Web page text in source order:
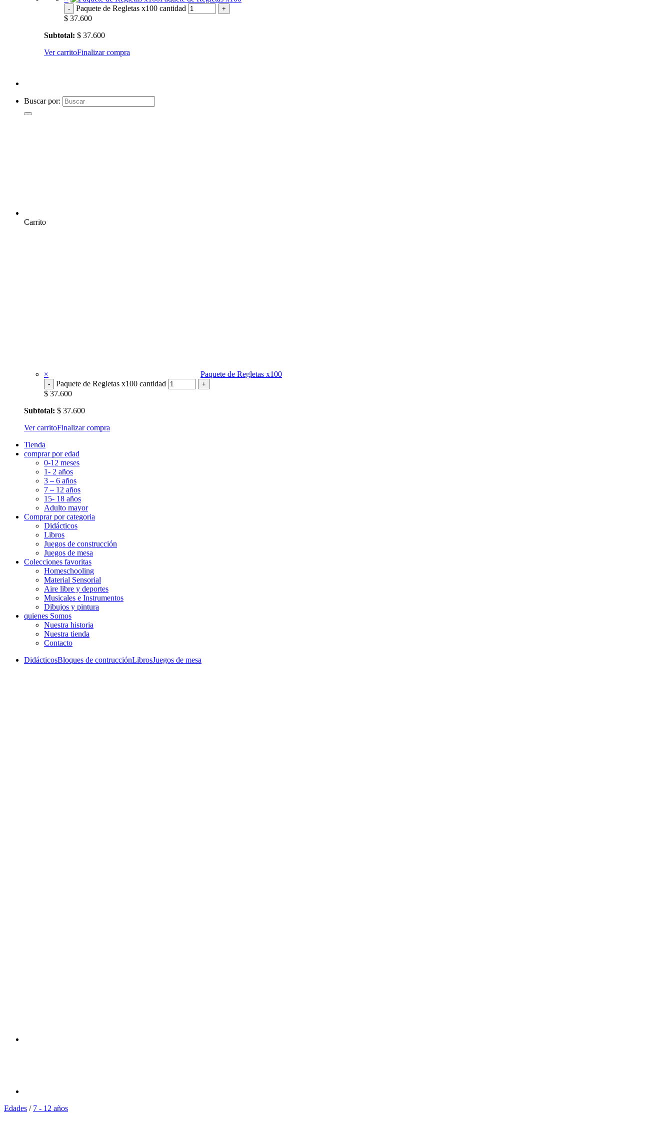
Paquete de Regletas x100 cantidad
$ 37.600
Subtotal: $ 37.600
Ver carritoFinalizar compra
Buscar por:
Carrito
×
Paquete de Regletas x100
Paquete de Regletas x100 cantidad
$ 37.600
Subtotal: $ 37.600
Ver carritoFinalizar compra
Tienda
comprar por edad
0-12 meses
1- 2 años
3 – 6 años
7 – 12 años
15- 18 años
Adulto mayor
Comprar por categoria
Didácticos
Libros
Juegos de construcción
Juegos de mesa
Colecciones favoritas
Homeschooling
Material Sensorial
Aire libre y deportes
Musicales e Instrumentos
Dibujos y pintura
quienes Somos
Nuestra historia
Nuestra tienda
Contacto
DidácticosBloques de contrucciónLibrosJuegos de mesa
Edades / 7 - 12 años